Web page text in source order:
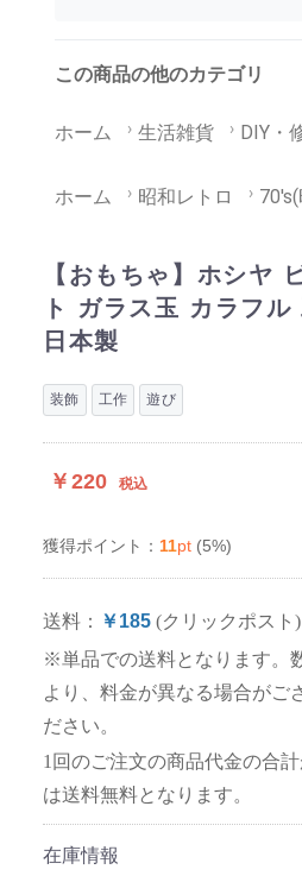
この商品の他のカテゴリ
ホーム 生活雑貨 DIY・
ホーム 昭和レトロ
【おもちゃ】ホシヤ
ト ガラス玉 カラフ
日本製
装飾 工作 遊び
￥220 税込
獲得ポイント： 11pt (5%)
送料： ￥185 (クリックポスト)
※単品での送料となります。
より、料金が異なる場合がご
ださい。
1回のご注文の商品代金の合
は送料無料となります。
在庫情報